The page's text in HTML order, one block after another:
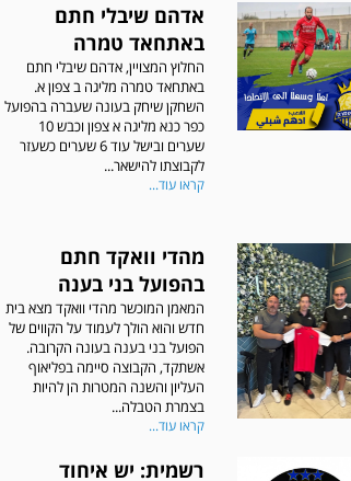
אדהם שיבלי חתם
באתחאד טמרה
החלוץ המצויין, אדהם שיבלי חתם
באתחאד טמרה מליגה ב צפון א.
השחקן שיחק בעונה שעברה בהפועל
כפר כנא מליגה א צפון וכבש 10
שערים ובישל עוד 6 שערים כשעזר
לקבוצתו להישאר...
קראו עוד...
מהדי וואקד חתם
בהפועל בני בענה
המאמן המוכשר מהדי וואקד מצא בית
חדש והוא הולך לעמוד על הקווים של
הפועל בני בענה בעונה הקרובה.
אשתקד, הקבוצה סיימה בפליאוף
העליון והשנה המטרות הן להיות
בצמרת הטבלה...
קראו עוד...
רשמית: יש איחוד